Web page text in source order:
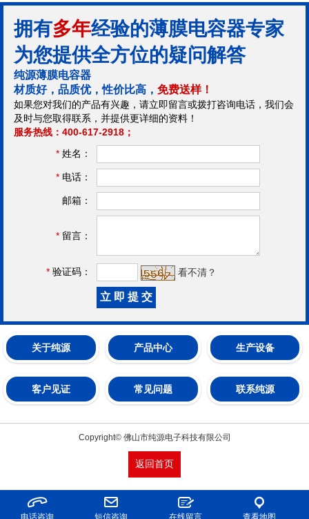
拥有多年经验的薄膜电容器专家
为您提供全方位的疑问解答
纯源薄膜电容器
材质好，品质优，性价比高， 免费送样！
如果您对我们的产品有兴趣，请立即留言或拨打咨询电话，我们会
及时与您取得联系，并提供更详细的资料！
服务热线：400-617-2918；
* 姓名：
* 电话：
邮箱：
* 留言：
* 验证码： 看不清？
关于纯源 产品中心 生产设备
客户见证 常见问题 联系纯源
Copyright© 佛山市纯源电子科技有限公司
返回首页
电话咨询 短信咨询 在线留言 查看地图